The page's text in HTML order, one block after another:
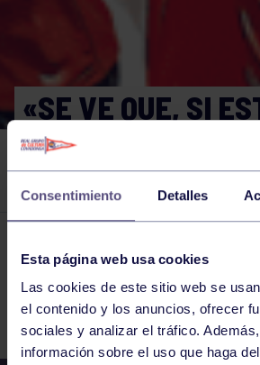
Consentimiento Detalles
Esta página web usa cookies
Las cookies de este sitio web se
el contenido y los anuncios, ofrecer
sociales y analizar el tráfico.
información sobre el uso que haga
«SE VE QUE, SI
BUEN NIVEL
TENIS LO SIGO
El grupo en prensa
Comparte